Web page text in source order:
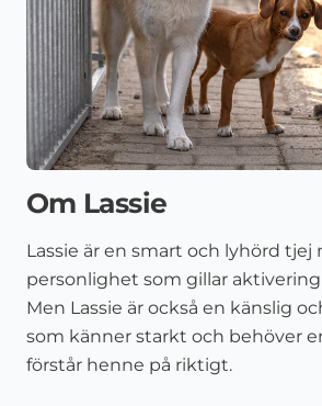
Om Lassie
Lassie är en smart och lyhörd
personlighet som gillar aktivering
Men Lassie är också en känslig
som känner starkt och behöver
förstår henne på riktigt.